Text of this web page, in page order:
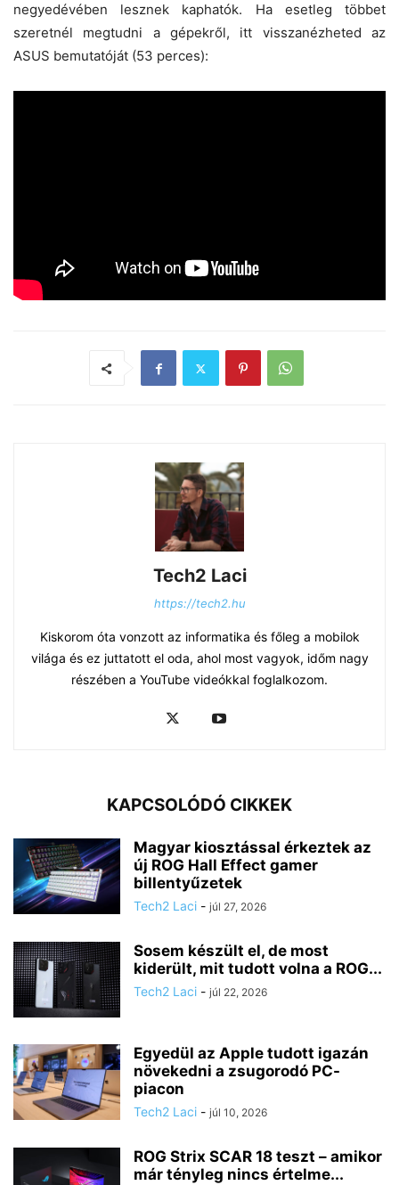
negyedévében lesznek kaphatók. Ha esetleg többet
szeretnél megtudni a gépekről, itt visszanézheted az
ASUS bemutatóját (53 perces):
Tech2 Laci
https://tech2.hu
Kiskorom óta vonzott az informatika és főleg a mobilok
világa és ez juttatott el oda, ahol most vagyok, időm nagy
részében a YouTube videókkal foglalkozom.
KAPCSOLÓDÓ CIKKEK
Magyar kiosztással érkeztek az
új ROG Hall Effect gamer
billentyűzetek
Tech2 Laci - júl 27, 2026
Sosem készült el, de most
kiderült, mit tudott volna a ROG...
Tech2 Laci - júl 22, 2026
Egyedül az Apple tudott igazán
növekedni a zsugorodó PC-
piacon
Tech2 Laci - júl 10, 2026
ROG Strix SCAR 18 teszt – amikor
már tényleg nincs értelme...